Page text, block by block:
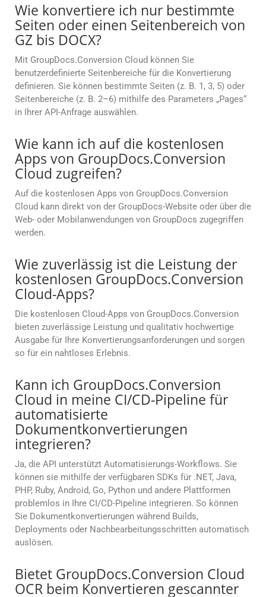
Wie konvertiere ich nur bestimmte
Seiten oder einen Seitenbereich von
GZ bis DOCX?
Mit GroupDocs.Conversion Cloud können Sie
benutzerdefinierte Seitenbereiche für die Konvertierung
definieren. Sie können bestimmte Seiten (z. B. 1, 3, 5) oder
Seitenbereiche (z. B. 2–6) mithilfe des Parameters „Pages“
in Ihrer API-Anfrage auswählen.
Wie kann ich auf die kostenlosen
Apps von GroupDocs.Conversion
Cloud zugreifen?
Auf die kostenlosen Apps von GroupDocs.Conversion
Cloud kann direkt von der GroupDocs-Website oder über die
Web- oder Mobilanwendungen von GroupDocs zugegriffen
werden.
Wie zuverlässig ist die Leistung der
kostenlosen GroupDocs.Conversion
Cloud-Apps?
Die kostenlosen Cloud-Apps von GroupDocs.Conversion
bieten zuverlässige Leistung und qualitativ hochwertige
Ausgabe für Ihre Konvertierungsanforderungen und sorgen
so für ein nahtloses Erlebnis.
Kann ich GroupDocs.Conversion
Cloud in meine CI/CD-Pipeline für
automatisierte
Dokumentkonvertierungen
integrieren?
Ja, die API unterstützt Automatisierungs-Workflows. Sie
können sie mithilfe der verfügbaren SDKs für .NET, Java,
PHP, Ruby, Android, Go, Python und andere Plattformen
problemlos in Ihre CI/CD-Pipeline integrieren. So können
Sie Dokumentkonvertierungen während Builds,
Deployments oder Nachbearbeitungsschritten automatisch
auslösen.
Bietet GroupDocs.Conversion Cloud
OCR beim Konvertieren gescannter